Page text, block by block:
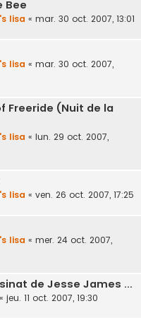
Bee
lisa « mar. 30 oct. 2007, 13:01
lisa « mar. 30 oct. 2007,
Freeride (Nuit de la
lisa « lun. 29 oct. 2007,
lisa « ven. 26 oct. 2007, 17:25
lisa « mer. 24 oct. 2007,
de Jesse James ...
« jeu. 11 oct. 2007, 19:30